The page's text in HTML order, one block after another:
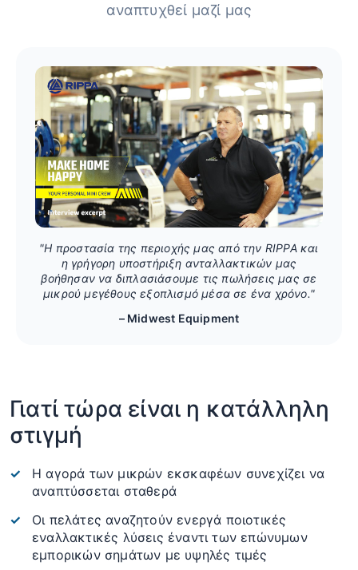
αναπτυχθεί μαζί μας
"Η προστασία της περιοχής μας από την RIPPA και
η γρήγορη υποστήριξη ανταλλακτικών μας
βοήθησαν να διπλασιάσουμε τις πωλήσεις μας σε
μικρού μεγέθους εξοπλισμό μέσα σε ένα χρόνο."
– Midwest Equipment
Γιατί τώρα είναι η κατάλληλη
στιγμή
Η αγορά των μικρών εκσκαφέων συνεχίζει να
αναπτύσσεται σταθερά
Οι πελάτες αναζητούν ενεργά ποιοτικές
εναλλακτικές λύσεις έναντι των επώνυμων
εμπορικών σημάτων με υψηλές τιμές